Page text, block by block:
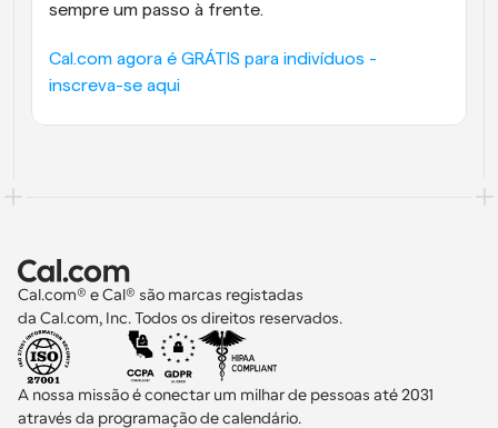
sempre um passo à frente.
Cal.com agora é GRÁTIS para indivíduos -
inscreva-se aqui
Cal.com® e Cal® são marcas registadas
da Cal.com, Inc. Todos os direitos reservados.
A nossa missão é conectar um milhar de pessoas até 2031
através da programação de calendário.